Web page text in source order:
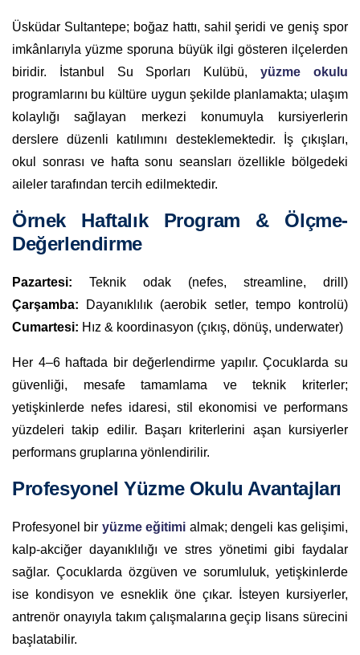
Üsküdar Sultantepe; boğaz hattı, sahil şeridi ve geniş spor
imkânlarıyla yüzme sporuna büyük ilgi gösteren ilçelerden
biridir. İstanbul Su Sporları Kulübü,yüzme okulu
programlarını bu kültüre uygun şekilde planlamakta; ulaşım
kolaylığı sağlayan merkezi konumuyla kursiyerlerin
derslere düzenli katılımını desteklemektedir. İş çıkışları,
okul sonrası ve hafta sonu seansları özellikle bölgedeki
aileler tarafından tercih edilmektedir.
Örnek Haftalık Program & Ölçme-
Değerlendirme
Pazartesi: Teknik odak (nefes, streamline, drill)
Çarşamba: Dayanıklılık (aerobik setler, tempo kontrolü)
Cumartesi: Hız & koordinasyon (çıkış, dönüş, underwater)
Her 4–6 haftada bir değerlendirme yapılır. Çocuklarda su
güvenliği, mesafe tamamlama ve teknik kriterler;
yetişkinlerde nefes idaresi, stil ekonomisi ve performans
yüzdeleri takip edilir. Başarı kriterlerini aşan kursiyerler
performans gruplarına yönlendirilir.
Profesyonel Yüzme Okulu Avantajları
Profesyonel bir yüzme eğitimi almak; dengeli kas gelişimi,
kalp-akciğer dayanıklılığı ve stres yönetimi gibi faydalar
sağlar. Çocuklarda özgüven ve sorumluluk, yetişkinlerde
ise kondisyon ve esneklik öne çıkar. İsteyen kursiyerler,
antrenör onayıyla takım çalışmalarına geçip lisans sürecini
başlatabilir.